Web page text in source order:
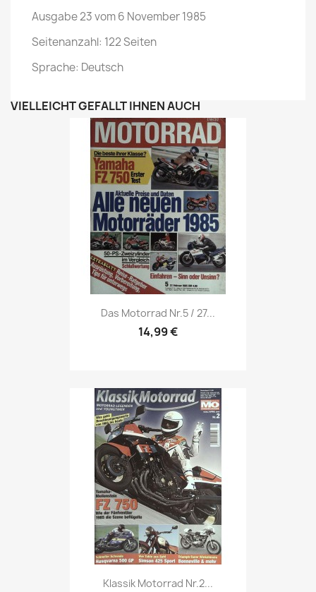
Ausgabe 23 vom 6 November 1985
Seitenanzahl: 122 Seiten
Sprache: Deutsch
VIELLEICHT GEFÄLLT IHNEN AUCH
Vorschau
Das Motorrad Nr.5 / 27...
14,99 €
Vorschau
Klassik Motorrad Nr.2...